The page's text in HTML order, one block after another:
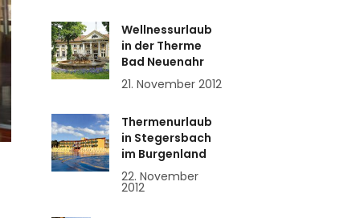
Wellnessurlaub
in der Therme
Bad Neuenahr
21. November 2012
Thermenurlaub
in Stegersbach
im Burgenland
22. November
2012